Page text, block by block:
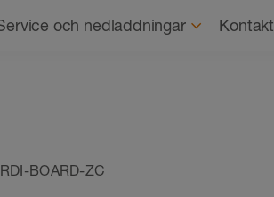
Hållbarhet Aktuellt
och nedladdningar Kontakt
BOARD-ZC